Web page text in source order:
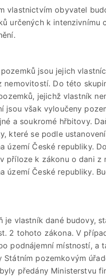
vlastnictvím obyvatel
určených k intenzivnímu
jsou jejich
Do této
jejichž vlastník
jsou však vyloučeny
a soukromé hřbitovy.
které se podle
území České republiky.
příloze k zákonu o dani
území České republiky.
je vlastník dané budovy,
2 tohoto zákona. V
podnájemní místností, a
pozemkovým
předány Ministerstvu